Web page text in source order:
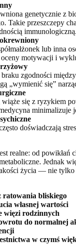
genetycznie z
Takie przeszczepy
immunologiczną.
lub inna
oceny motywacji i
zgodności
„wymienić się”
się z ryzykiem
minimalizuje
doświadczają
realne: od powikłań
Jednak
życia — nie tylko
ratowania bliskiego
własnej wartości
więzi rodzinnych
do normalnej
w czymś